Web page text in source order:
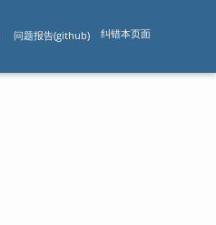
问题报告(github) 纠错本页面